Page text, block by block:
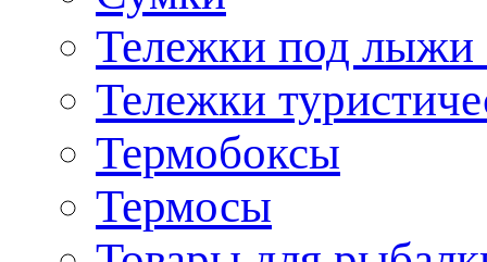
Тележки под лыжи
Тележки
Термобоксы
Термосы